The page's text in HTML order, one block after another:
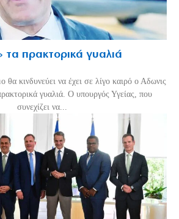
τα πρακτορικά γυαλιά
κινδυνεύει να έχει σε λίγο καιρό ο Αδωνις
γυαλιά. Ο υπουργός Υγείας, που
συνεχίζει να...